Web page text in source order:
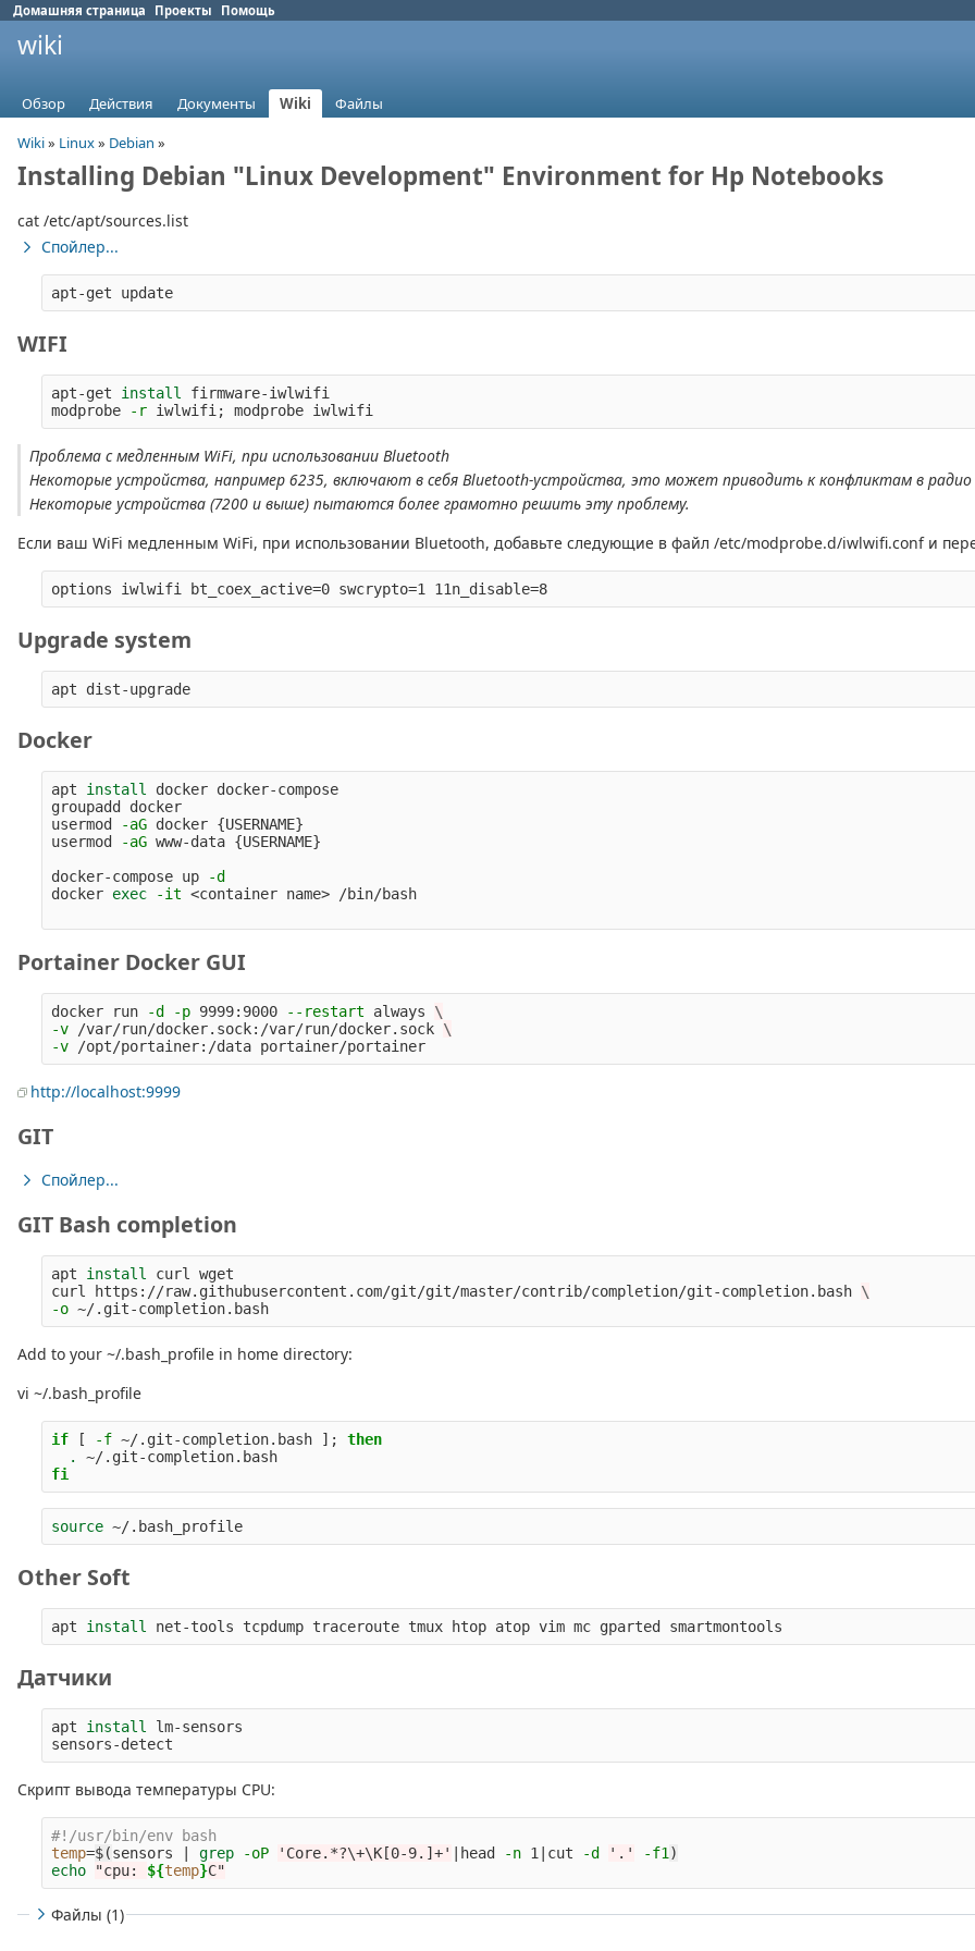
Домашняя страница Проекты Помощь
wiki
Обзор Действия Документы Wiki Файлы
Wiki» Linux» Debian »
Installing Debian "Linux Development" Environment for Hp Notebooks
cat /etc/apt/sources.list
Спойлер...
WIFI
apt-get install firmware-iwlwifi
modprobe
-r iwlwifi ;
Проблема с медленным WiFi, при использовании Bluetooth
Некоторые устройства, например 6235, включают в себя Bluetooth-устройства, это может приводить к конфликтам в радио
Некоторые устройства (7200 и выше) пытаются более грамотно решить эту проблему.
Если ваш WiFi медленным WiFi, при использовании Bluetooth, добавьте следующие в файл /etc/modprobe.d/iwlwifi.conf и
Upgrade system
Docker
apt install docker docker-compose
groupadd docker
usermod
-aG docker {USERNAME}
usermod
-aG www-data {USERNAME}
docker-compose up
-d
docker exec -it <container name> /bin/bash
Portainer Docker GUI
docker run -d -p 9999:9000 --restart always \
-v /var/run/docker.sock:/var/run/docker.sock \
-v
http://localhost:9999
GIT
Спойлер...
GIT Bash completion
apt install curl wget
curl https://raw.githubusercontent.com/git/git/master/contrib/completion/git-completion.bash \
-o
Add to your ~/.bash_profile in home directory:
vi ~/.bash_profile
if [ -f ~/.git-completion.bash ] ;
then
.
fi
source
Other Soft
apt install
Датчики
apt install lm-sensors
Скрипт вывода температуры CPU:
#!/usr/bin/env bash
temp=$(sensors | grep -oP 'Core.*?\+\K[0-9.]+' |head -n 1|cut -d '.' -f1 )
echo
"cpu: ${temp}C"
Файлы (1)